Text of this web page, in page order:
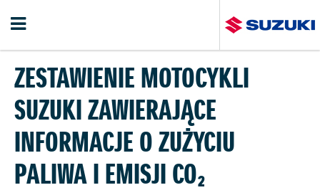
ZESTAWIENIE MOTOCYKLI
SUZUKI ZAWIERAJĄCE
INFORMACJE O ZUŻYCIU
PALIWA I EMISJI CO₂